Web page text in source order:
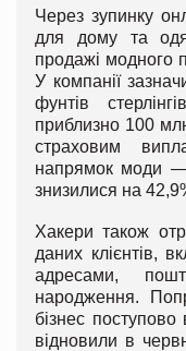
Через зупинку
для дому та
продажі модного
У компанії
фунтів
приблизно 100
страховим
напрямок моди —
знизилися на
Хакери також
даних клієнтів,
адресами,
народження.
бізнес
відновили в